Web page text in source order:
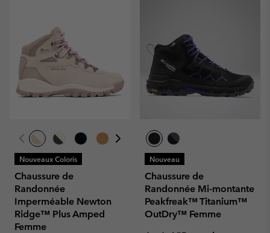
Nouveaux Coloris
Chaussure de
Randonnée
Imperméable Newton
Ridge™ Plus Amped
Femme
Nouveau
Chaussure de
Randonnée Mi-montante
Peakfreak™ Titanium™
OutDry™ Femme